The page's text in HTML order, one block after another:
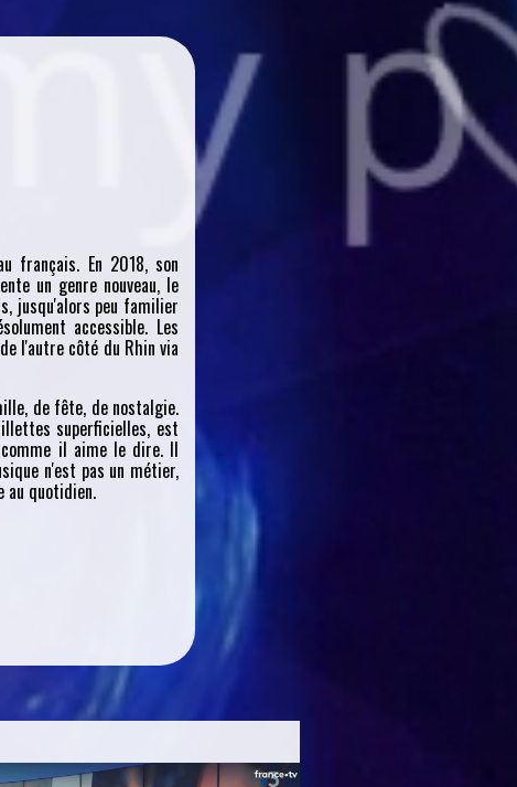
français. En 2018, son
un genre nouveau, le
jusqu'alors peu familier
accessible. Les
l'autre côté du Rhin via
de fête, de nostalgie.
superficielles, est
il aime le dire. Il
n'est pas un métier,
au quotidien.